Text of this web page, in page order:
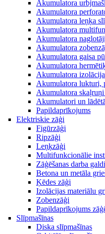
Akumulatora
Akumulatora
Akumulatora leņķa
Akumulatora
Akumulatora
Akumulatora
Akumulatora gaisa
Akumulatora
Akumulatora
Akumulatora lukturi,
Akumulatora
Akumulatori un
Papildaprīkojums
Elektriskie zāģi
Figūrzāģi
Ripzāģi
Leņķzāģi
Multifunkcionālie
Zāģēšanas darba galdi
Betona un metāla
Ķēdes zāģi
Izolācijas materiālu
Zobenzāģi
Papildaprīkojums
Slīpmašīnas
Diska slīpmašīnas